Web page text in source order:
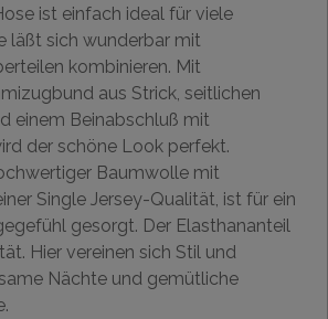
ist einfach ideal für viele
läßt sich wunderbar mit
kombinieren. Mit
aus Strick, seitlichen
einem Beinabschluß mit
der schöne Look perfekt.
Baumwolle mit
Single Jersey-Qualität, ist für ein
gesorgt. Der Elasthananteil
Hier vereinen sich Stil und
Nächte und gemütliche